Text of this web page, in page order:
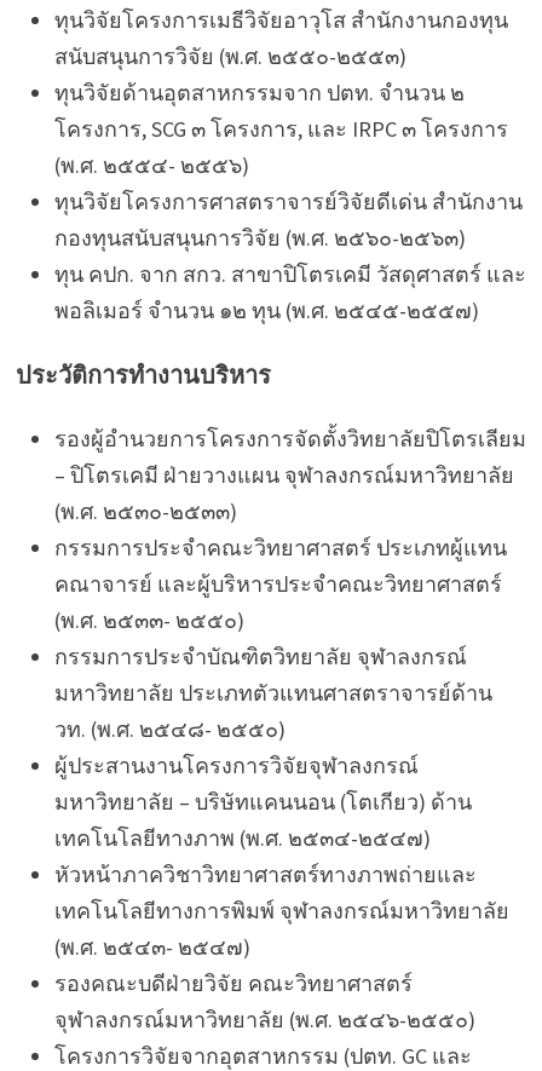
ทุนวิจัยโครงการเมธีวิจัยอาวุโส สำนักงานกองทุน
สนับสนุนการวิจัย (พ.ศ. ๒๕๕๐-๒๕๕๓)
ทุนวิจัยด้านอุตสาหกรรมจาก ปตท. จำนวน ๒
โครงการ, SCG ๓ โครงการ, และ IRPC ๓ โครงการ
(พ.ศ. ๒๕๕๔- ๒๕๕๖)
ทุนวิจัยโครงการศาสตราจารย์วิจัยดีเด่น สำนักงาน
กองทุนสนับสนุนการวิจัย (พ.ศ. ๒๕๖๐-๒๕๖๓)
ทุน คปก. จาก สกว. สาขาปิโตรเคมี วัสดุศาสตร์ และ
พอลิเมอร์ จำนวน ๑๒ ทุน (พ.ศ. ๒๕๔๕-๒๕๕๗)
ประวัติการทำงานบริหาร
รองผู้อำนวยการโครงการจัดตั้งวิทยาลัยปิโตรเลียม
– ปิโตรเคมี ฝ่ายวางแผน จุฬาลงกรณ์มหาวิทยาลัย
(พ.ศ. ๒๕๓๐-๒๕๓๓)
กรรมการประจำคณะวิทยาศาสตร์ ประเภทผู้แทน
คณาจารย์ และผู้บริหารประจำคณะวิทยาศาสตร์
(พ.ศ. ๒๕๓๓- ๒๕๕๐)
กรรมการประจำบัณฑิตวิทยาลัย จุฬาลงกรณ์
มหาวิทยาลัย ประเภทตัวแทนศาสตราจารย์ด้าน
วท. (พ.ศ. ๒๕๔๘- ๒๕๕๐)
ผู้ประสานงานโครงการวิจัยจุฬาลงกรณ์
มหาวิทยาลัย – บริษัทแคนนอน (โตเกียว) ด้าน
เทคโนโลยีทางภาพ (พ.ศ. ๒๕๓๔-๒๕๔๗)
หัวหน้าภาควิชาวิทยาศาสตร์ทางภาพถ่ายและ
เทคโนโลยีทางการพิมพ์ จุฬาลงกรณ์มหาวิทยาลัย
(พ.ศ. ๒๕๔๓- ๒๕๔๗)
รองคณะบดีฝ่ายวิจัย คณะวิทยาศาสตร์
จุฬาลงกรณ์มหาวิทยาลัย (พ.ศ. ๒๕๔๖-๒๕๕๐)
โครงการวิจัยจากอุตสาหกรรม (ปตท. GC และ